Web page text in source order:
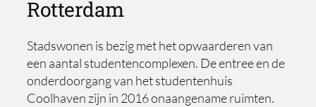
Rotterdam
Stadswonen is bezig met het opwaarderen van
een aantal studentencomplexen. De entree en de
onderdoorgang van het studentenhuis
Coolhaven zijn in 2016 onaangename ruimten.